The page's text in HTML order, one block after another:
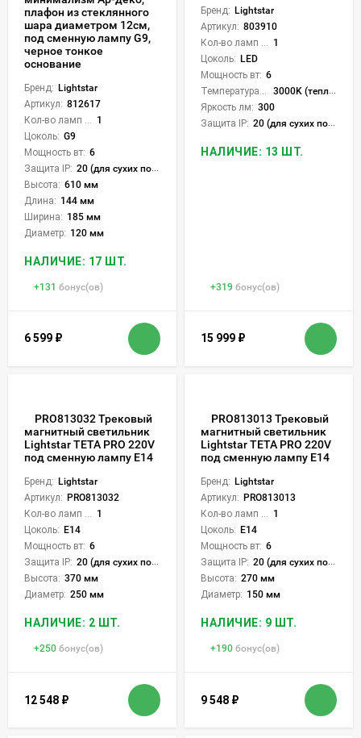
плафон из стеклянного
шара диаметром 12см,
под сменную лампу G9,
черное тонкое
основание
Бренд: Lightstar
Артикул: 812617
1
Цоколь: G9
Мощность вт: 6
Защита IP: 20 (для сухих пом.)
Высота: 610 мм
Длина: 144 мм
Ширина: 185 мм
Диаметр: 120 мм
НАЛИЧИЕ: 17 ШТ.
+131 бонус(ов)
6 599 ₽
Бренд: Lightstar
Артикул: 803910
1
Цоколь: LED
Мощность вт: 6
3000K (теплый)
Яркость лм: 300
Защита IP: 20 (для сухих пом.)
НАЛИЧИЕ: 13 ШТ.
+319 бонус(ов)
15 999 ₽
PRO813032 Трековый
магнитный светильник
Lightstar TETA PRO 220V
под сменную лампу Е14
Бренд: Lightstar
Артикул: PRO813032
Кол-во ламп или LED: 1
Цоколь: E14
Мощность вт: 6
Защита IP: 20 (для сухих пом.)
Высота: 370 мм
Диаметр: 250 мм
НАЛИЧИЕ: 2 ШТ.
+250 бонус(ов)
12 548 ₽
PRO813013 Трековый
магнитный светильник
Lightstar TETA PRO 220V
под сменную лампу Е14
Бренд: Lightstar
Артикул: PRO813013
Кол-во ламп или LED: 1
Цоколь: E14
Мощность вт: 6
Защита IP: 20 (для сухих пом.)
Высота: 270 мм
Диаметр: 150 мм
НАЛИЧИЕ: 9 ШТ.
+190 бонус(ов)
9 548 ₽